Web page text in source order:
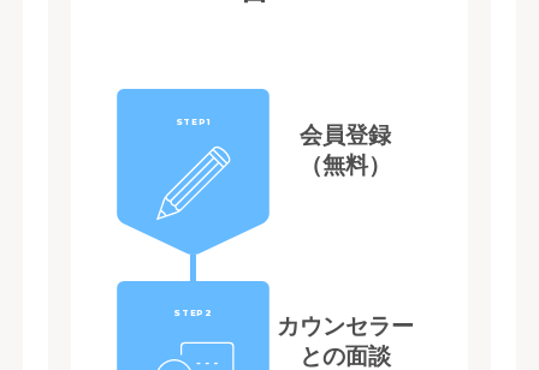
STEP1
会員登録
（無料）
STEP2
カウンセラー
との面談